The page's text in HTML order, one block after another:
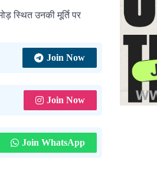
स्थित उनकी मूर्ति पर
Join Now
Join Now
Join WhatsApp